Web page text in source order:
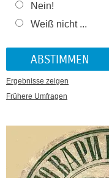
Nein!
Weiß nicht ...
Ergebnisse zeigen
Frühere Umfragen